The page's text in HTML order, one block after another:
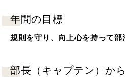
年間の目標
規則を守り、向上心を持って部
部長（キャプテン）か